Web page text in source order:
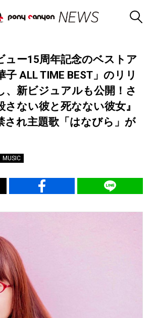
ュー15周年記念のベストア
ALL TIME BEST」のリリ
、新ビジュアルも公開！さ
さない彼と死なない彼女』
され主題歌「はなびら」が
MUSIC